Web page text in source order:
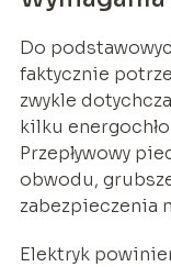
Do
faktycznie
zwykle
kilku
Przepływowy
obwodu,
zabezpieczenia
Elektryk